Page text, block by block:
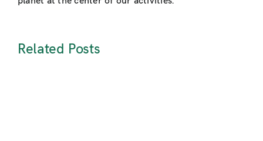
Related Posts